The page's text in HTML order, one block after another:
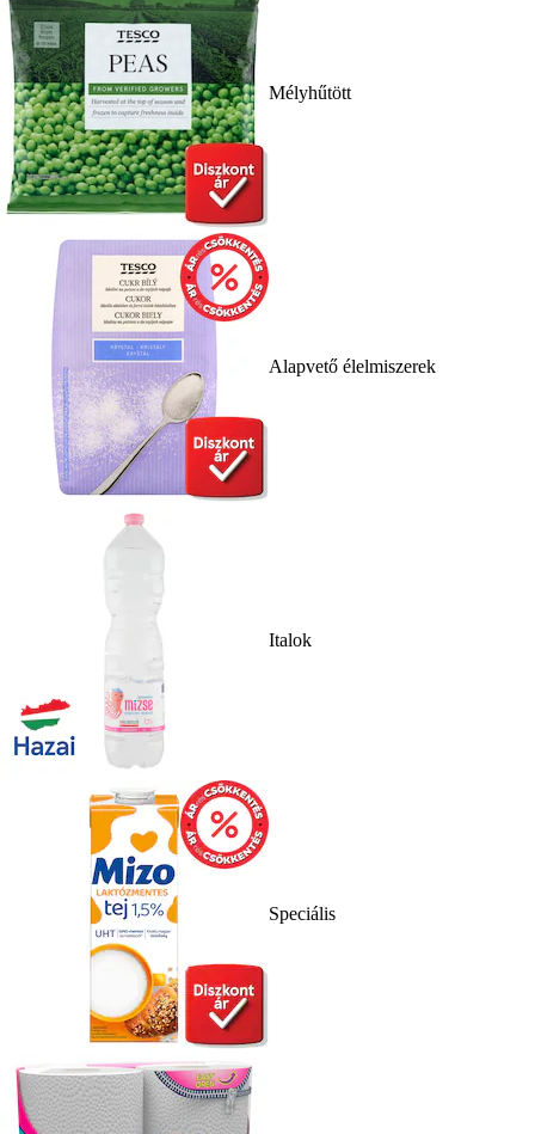
Mélyhűtött
Alapvető élelmiszerek
Italok
Speciális